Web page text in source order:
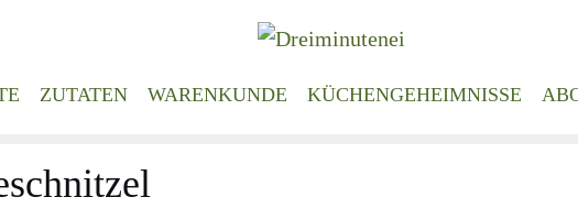
ZUTATEN WARENKUNDE KÜCHENGEHEIMNISSE